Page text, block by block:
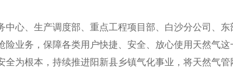
心、生产调度部、重点工程项目部、白沙分公司、东
业务，保障各类用户快捷、安全、放心使用天然气这
为根本，持续推进阳新县乡镇气化事业，将天然气管